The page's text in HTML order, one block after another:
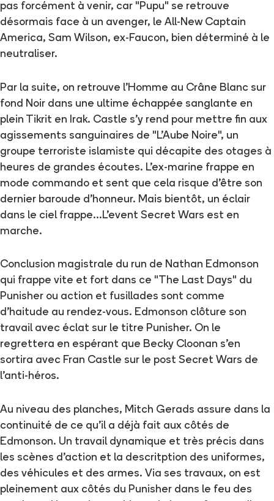
pas forcément à venir, car "Pupu" se retrouve
désormais face à un avenger, le All-New Captain
America, Sam Wilson, ex-Faucon, bien déterminé à le
neutraliser.
Par la suite, on retrouve l'Homme au Crâne Blanc sur
fond Noir dans une ultime échappée sanglante en
plein Tikrit en Irak. Castle s'y rend pour mettre fin aux
agissements sanguinaires de "L'Aube Noire", un
groupe terroriste islamiste qui décapite des otages à
heures de grandes écoutes. L'ex-marine frappe en
mode commando et sent que cela risque d'être son
dernier baroude d'honneur. Mais bientôt, un éclair
dans le ciel frappe...L'event Secret Wars est en
marche.
Conclusion magistrale du run de Nathan Edmonson
qui frappe vite et fort dans ce "The Last Days" du
Punisher ou action et fusillades sont comme
d'haitude au rendez-vous. Edmonson clôture son
travail avec éclat sur le titre Punisher. On le
regrettera en espérant que Becky Cloonan s'en
sortira avec Fran Castle sur le post Secret Wars de
l'anti-héros.
Au niveau des planches, Mitch Gerads assure dans la
continuité de ce qu'il a déjà fait aux côtés de
Edmonson. Un travail dynamique et très précis dans
les scènes d'action et la descritption des uniformes,
des véhicules et des armes. Via ses travaux, on est
pleinement aux côtés du Punisher dans le feu des